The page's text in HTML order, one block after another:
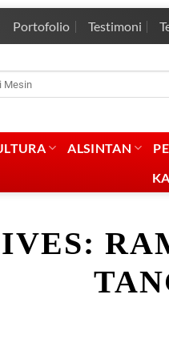
Portofolio Testimoni
ALSINTAN